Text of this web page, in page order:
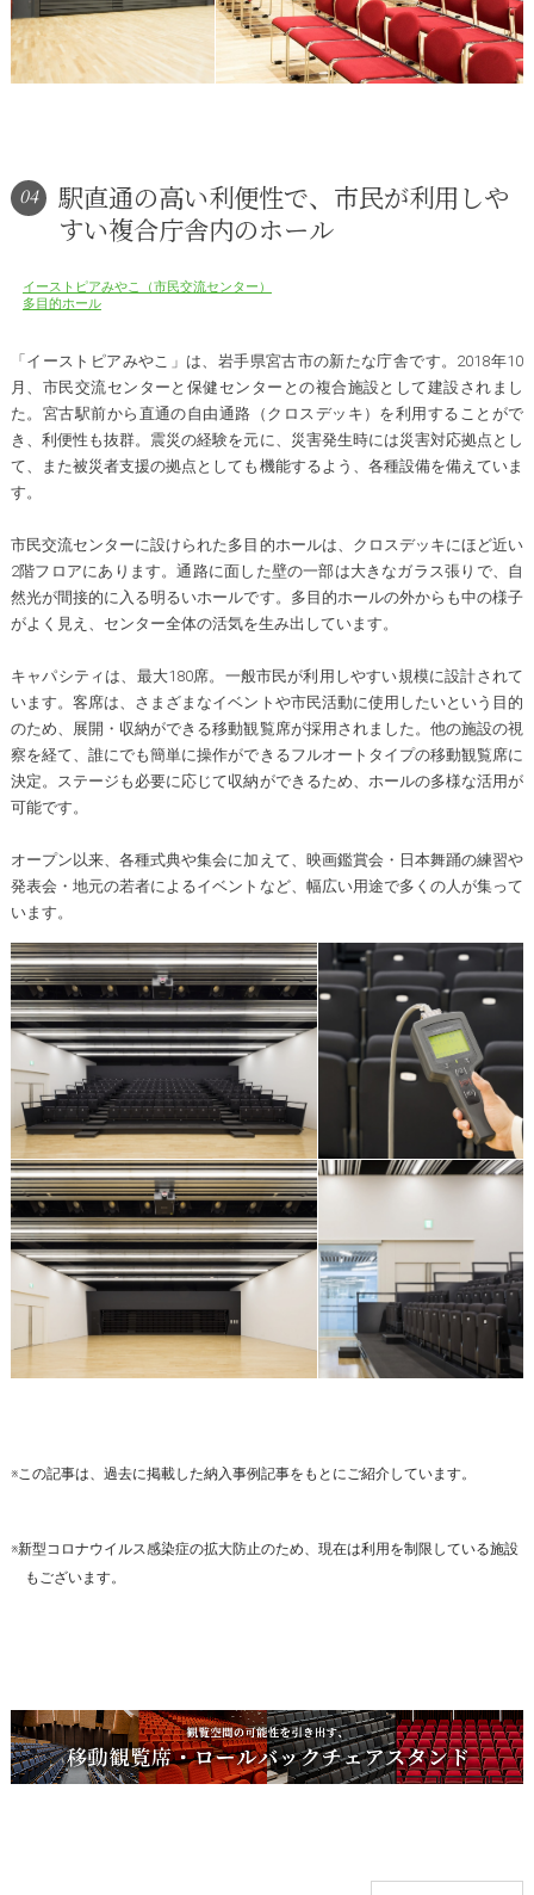
04
駅直通の高い利便性で、市民が利用しや
すい複合庁舎内のホール
イーストピアみやこ（市民交流センター）
多目的ホール
「イーストピアみやこ」は、岩手県宮古市の新たな庁舎です。2018年10
月、市民交流センターと保健センターとの複合施設として建設されまし
た。宮古駅前から直通の自由通路（クロスデッキ）を利用することがで
き、利便性も抜群。震災の経験を元に、災害発生時には災害対応拠点とし
て、また被災者支援の拠点としても機能するよう、各種設備を備えていま
す。
市民交流センターに設けられた多目的ホールは、クロスデッキにほど近い
2階フロアにあります。通路に面した壁の一部は大きなガラス張りで、自
然光が間接的に入る明るいホールです。多目的ホールの外からも中の様子
がよく見え、センター全体の活気を生み出しています。
キャパシティは、最大180席。一般市民が利用しやすい規模に設計されて
います。客席は、さまざまなイベントや市民活動に使用したいという目的
のため、展開・収納ができる移動観覧席が採用されました。他の施設の視
察を経て、誰にでも簡単に操作ができるフルオートタイプの移動観覧席に
決定。ステージも必要に応じて収納ができるため、ホールの多様な活用が
可能です。
オープン以来、各種式典や集会に加えて、映画鑑賞会・日本舞踊の練習や
発表会・地元の若者によるイベントなど、幅広い用途で多くの人が集って
います。
※この記事は、過去に掲載した納入事例記事をもとにご紹介しています。
※新型コロナウイルス感染症の拡大防止のため、現在は利用を制限している施設
もございます。